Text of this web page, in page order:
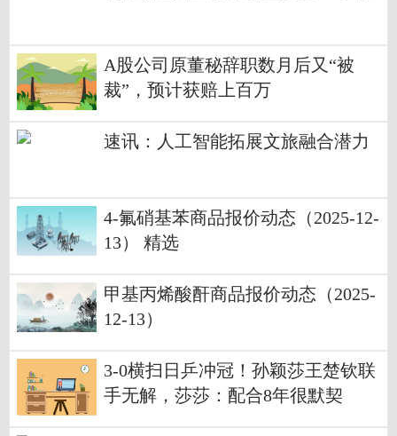
A股公司原董秘辞职数月后又“被
裁”，预计获赔上百万
速讯：人工智能拓展文旅融合潜力
4-氟硝基苯商品报价动态（2025-12-
13） 精选
甲基丙烯酸酐商品报价动态（2025-
12-13）
3-0横扫日乒冲冠！孙颖莎王楚钦联
手无解，莎莎：配合8年很默契